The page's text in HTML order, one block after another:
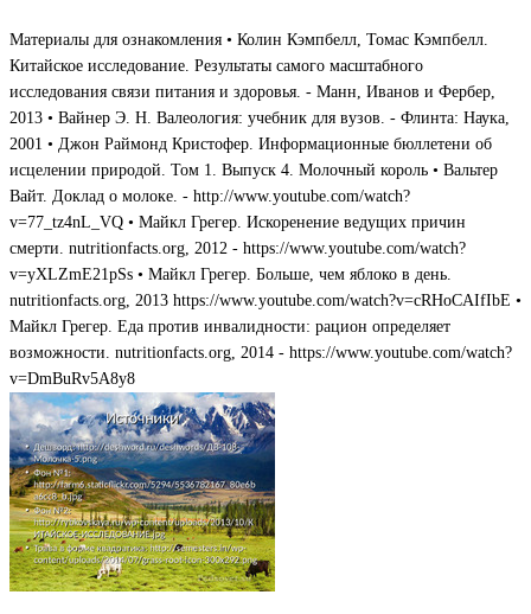
Материалы для ознакомления • Колин Кэмпбелл, Томас Кэмпбелл.
Китайское исследование. Результаты самого масштабного
исследования связи питания и здоровья. - Манн, Иванов и Фербер,
2013 • Вайнер Э. Н. Валеология: учебник для вузов. - Флинта: Наука,
2001 • Джон Раймонд Кристофер. Информационные бюллетени об
исцелении природой. Том 1. Выпуск 4. Молочный король • Вальтер
Вайт. Доклад о молоке. - http://www.youtube.com/watch?
v=77_tz4nL_VQ • Майкл Грегер. Искоренение ведущих причин
смерти. nutritionfacts.org, 2012 - https://www.youtube.com/watch?
v=yXLZmE21pSs • Майкл Грегер. Больше, чем яблоко в день.
nutritionfacts.org, 2013 https://www.youtube.com/watch?v=cRHoCAIfIbE •
Майкл Грегер. Еда против инвалидности: рацион определяет
возможности. nutritionfacts.org, 2014 - https://www.youtube.com/watch?
v=DmBuRv5A8y8